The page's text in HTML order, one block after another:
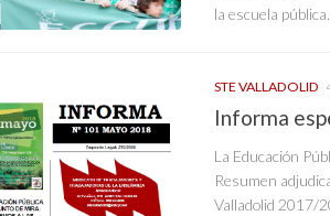
la escuela pública.
STE VALLADOLID
Informa
La Educación
Resumen
Valladolid 2017/